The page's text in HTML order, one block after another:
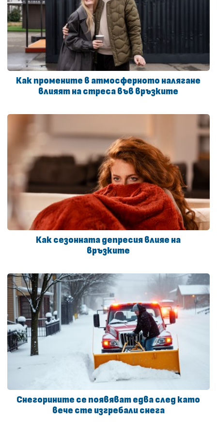
Как промените в атмосферното налягане
влияят на стреса във връзките
Как сезонната депресия влияе на
връзките
Снегорините се появяват едва след като
вече сте изгребали снега